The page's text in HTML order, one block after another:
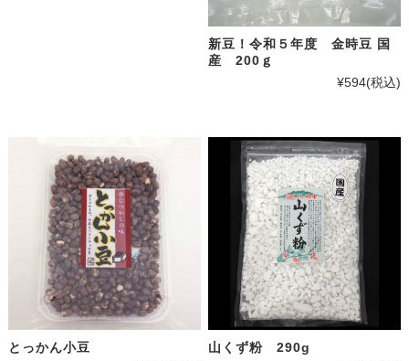
新豆！令和５年度 金時豆 国
産 200ｇ
¥594(税込)
とっかん小豆
山くず粉 290g